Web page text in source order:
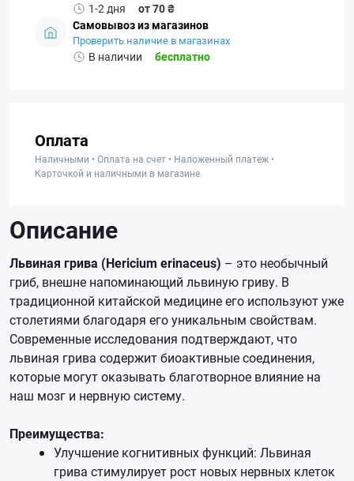
1-2 дня
от 70 ₴
Самовывоз из магазинов
Проверить наличие в магазинах
В наличии бесплатно
Оплата
Наличными • Оплата на счет • Наложенный платеж •
Карточкой и наличными в магазине
Описание
Львиная грива (Hericium erinaceus) – это необычный
гриб, внешне напоминающий львиную гриву. В
традиционной китайской медицине его используют уже
столетиями благодаря его уникальным свойствам.
Современные исследования подтверждают, что
львиная грива содержит биоактивные соединения,
которые могут оказывать благотворное влияние на
наш мозг и нервную систему.
Преимущества:
Улучшение когнитивных функций: Львиная
грива стимулирует рост новых нервных клеток